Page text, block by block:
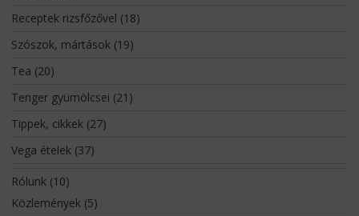
Receptek rizsfőzővel (18)
Szószok, mártások(19)
Tea (20)
Tenger gyümölcsei (21)
Tippek, cikkek(27)
Vega ételek(37)
Rólunk(10)
Közlemények(5)